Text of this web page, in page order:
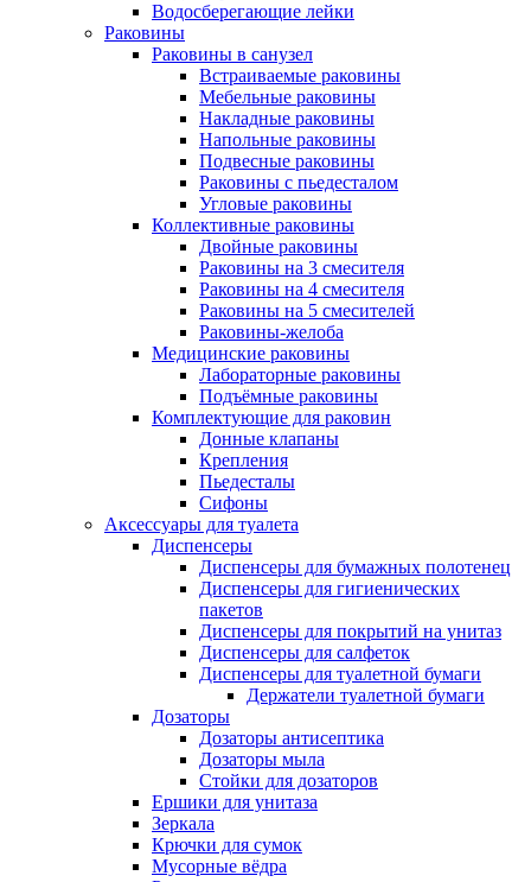
Водосберегающие лейки
Раковины
Раковины в санузел
Встраиваемые раковины
Мебельные раковины
Накладные раковины
Напольные раковины
Подвесные раковины
Раковины с пьедесталом
Угловые раковины
Коллективные раковины
Двойные раковины
Раковины на 3 смесителя
Раковины на 4 смесителя
Раковины на 5 смесителей
Раковины-желоба
Медицинские раковины
Лабораторные раковины
Подъёмные раковины
Комплектующие для раковин
Донные клапаны
Крепления
Пьедесталы
Сифоны
Аксессуары для туалета
Диспенсеры
Диспенсеры для бумажных полотенец
Диспенсеры для гигиенических
пакетов
Диспенсеры для покрытий на унитаз
Диспенсеры для салфеток
Диспенсеры для туалетной бумаги
Держатели туалетной бумаги
Дозаторы
Дозаторы антисептика
Дозаторы мыла
Стойки для дозаторов
Ершики для унитаза
Зеркала
Крючки для сумок
Мусорные вёдра